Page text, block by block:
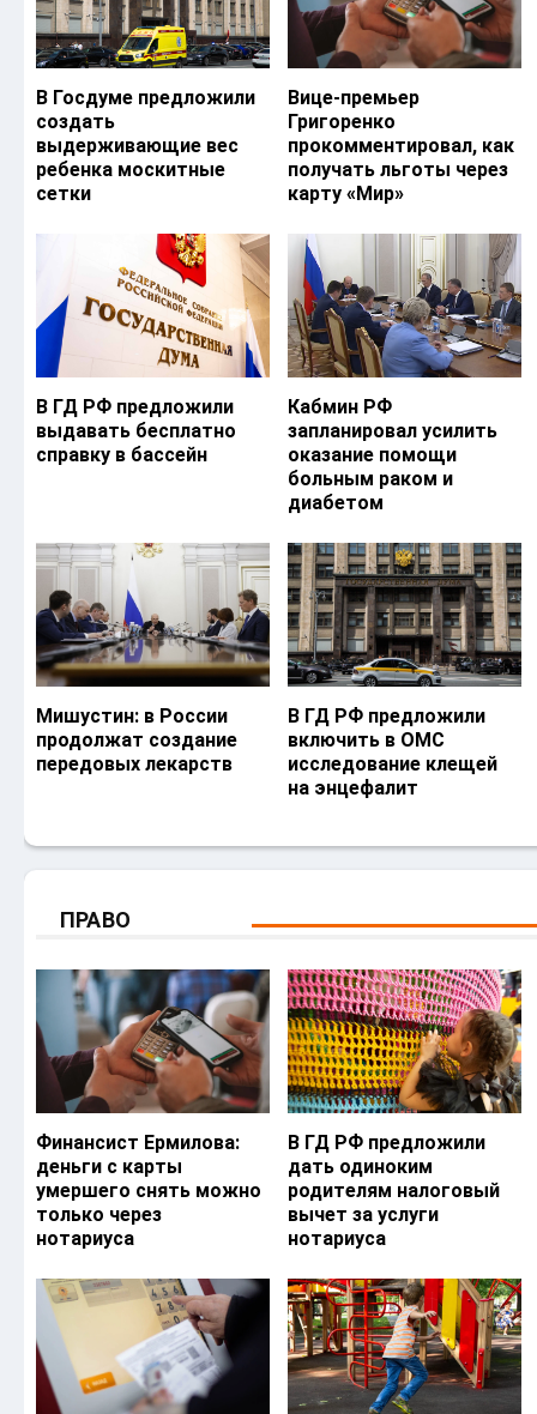
В Госдуме предложили
создать
выдерживающие вес
ребенка москитные
сетки
Вице-премьер
Григоренко
прокомментировал, как
получать льготы через
карту «Мир»
В ГД РФ предложили
выдавать бесплатно
справку в бассейн
Кабмин РФ
запланировал усилить
оказание помощи
больным раком и
диабетом
Мишустин: в России
продолжат создание
передовых лекарств
В ГД РФ предложили
включить в ОМС
исследование клещей
на энцефалит
ПРАВО
Финансист Ермилова:
деньги с карты
умершего снять можно
только через
нотариуса
В ГД РФ предложили
дать одиноким
родителям налоговый
вычет за услуги
нотариуса